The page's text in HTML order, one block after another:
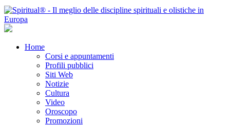
Home
Corsi e appuntamenti
Profili pubblici
Siti Web
Notizie
Cultura
Video
Oroscopo
Promozioni